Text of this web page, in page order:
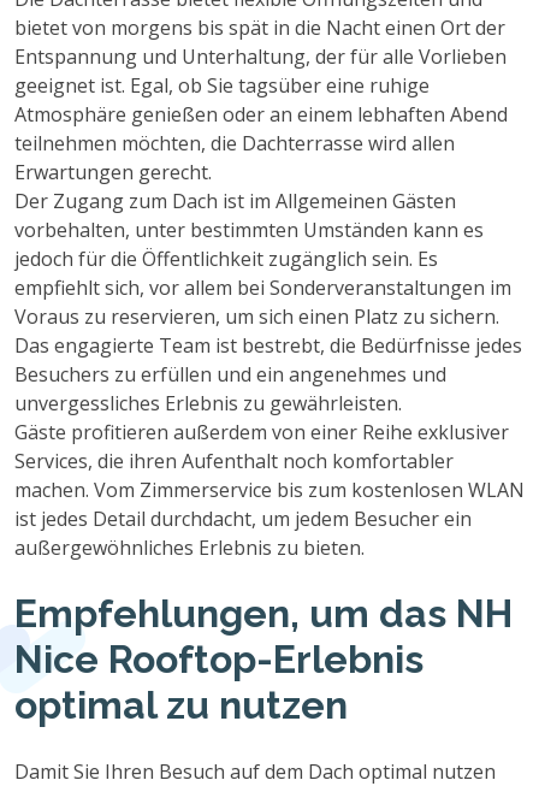
bietet von morgens bis spät in die Nacht einen Ort der
Entspannung und Unterhaltung, der für alle Vorlieben
geeignet ist. Egal, ob Sie tagsüber eine ruhige
Atmosphäre genießen oder an einem lebhaften Abend
teilnehmen möchten, die Dachterrasse wird allen
Erwartungen gerecht.
Der Zugang zum Dach ist im Allgemeinen Gästen
vorbehalten, unter bestimmten Umständen kann es
jedoch für die Öffentlichkeit zugänglich sein. Es
empfiehlt sich, vor allem bei Sonderveranstaltungen im
Voraus zu reservieren, um sich einen Platz zu sichern.
Das engagierte Team ist bestrebt, die Bedürfnisse jedes
Besuchers zu erfüllen und ein angenehmes und
unvergessliches Erlebnis zu gewährleisten.
Gäste profitieren außerdem von einer Reihe exklusiver
Services, die ihren Aufenthalt noch komfortabler
machen. Vom Zimmerservice bis zum kostenlosen WLAN
ist jedes Detail durchdacht, um jedem Besucher ein
außergewöhnliches Erlebnis zu bieten.
Empfehlungen, um das NH
Nice Rooftop-Erlebnis
optimal zu nutzen
Damit Sie Ihren Besuch auf dem Dach optimal nutzen